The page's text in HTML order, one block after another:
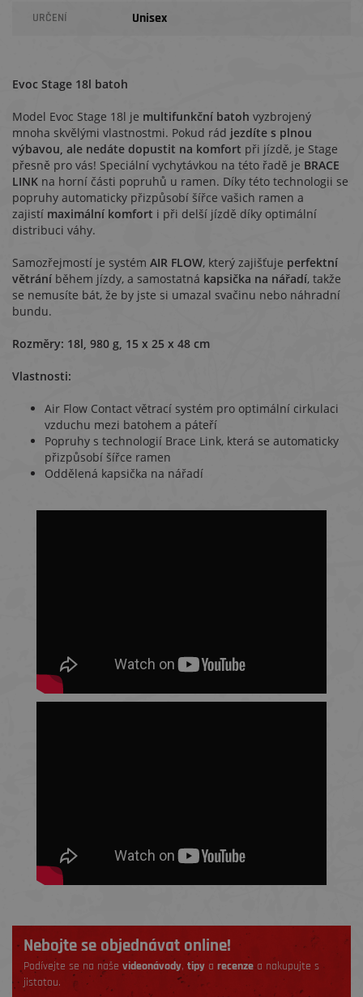
URČENÍ Unisex
Evoc Stage 18l batoh
Model Evoc Stage 18l je multifunkční batoh vyzbrojený
mnoha skvělými vlastnostmi. Pokud rád jezdíte s plnou
výbavou, ale nedáte dopustit na komfort při jízdě, je Stage
přesně pro vás! Speciální vychytávkou na této řadě je BRACE
LINK na horní části popruhů u ramen. Díky této technologii se
popruhy automaticky přizpůsobí šířce vašich ramen a
zajistí maximální komfort i při delší jízdě díky optimální
distribuci váhy.
Samozřejmostí je systém AIR FLOW, který zajišťuje perfektní
větrání během jízdy, a samostatná kapsička na nářadí, takže
se nemusíte bát, že by jste si umazal svačinu nebo náhradní
bundu.
Rozměry: 18l, 980 g, 15 x 25 x 48 cm
Vlastnosti:
Air Flow Contact větrací systém pro optimální cirkulaci
vzduchu mezi batohem a páteří
Popruhy s technologií Brace Link, která se automaticky
přizpůsobí šířce ramen
Oddělená kapsička na nářadí
Nebojte se objednávat online!
Podívejte se na naše videonávody,tipy a recenzea nakupujte s
jistotou.